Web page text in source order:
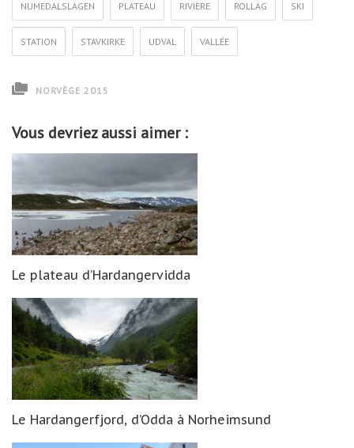
NUMEDALSLAGEN PLATEAU RIVIÈRE ROLLAG SKI
STATION STAVKIRKE UDVAL VALLÉE
NORVÈGE 2015
Vous devriez aussi aimer :
Le plateau d’Hardangervidda
Le Hardangerfjord, d’Odda à Norheimsund